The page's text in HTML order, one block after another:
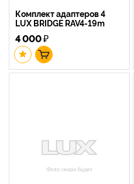
Комплект адаптеров 4
LUX BRIDGE RAV4-19m
4 000₽